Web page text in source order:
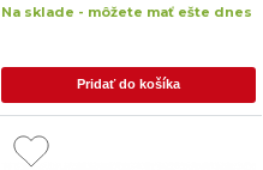
Na sklade - môžete mať ešte dnes
Pridať do košíka